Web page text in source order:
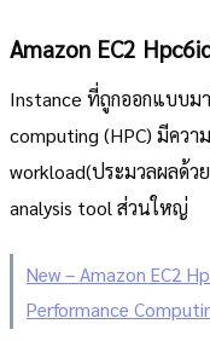
Amazon EC2
Instance ที่ถูกออกแบบม
computing (HPC) มีคว
workload(ประมวลผลด้ว
analysis tool ส่วนใหญ่
New – Amazon EC2
Performance